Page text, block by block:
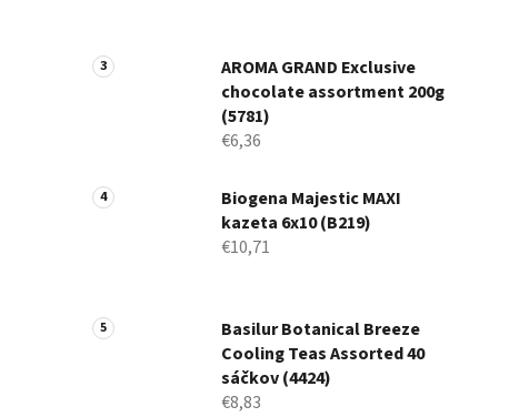
AROMA GRAND Exclusive
chocolate assortment 200g
(5781)
€6,36
Biogena Majestic MAXI
kazeta 6x10 (B219)
€10,71
Basilur Botanical Breeze
Cooling Teas Assorted 40
sáčkov (4424)
€8,83